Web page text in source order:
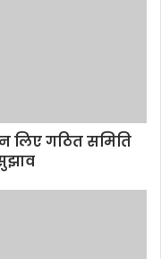
लिए गठित समिति